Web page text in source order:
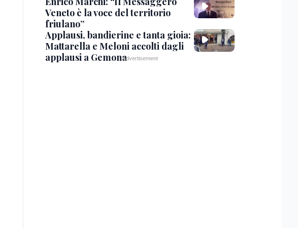
Veneto è la voce del territorio
friulano”
Applausi, bandierine e tanta gioia:
Mattarella e Meloni accolti dagli
applausi a Gemona